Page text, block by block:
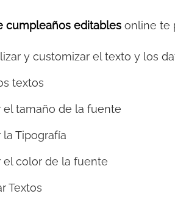
cumpleaños editables online te
y customizar el texto y los
textos
el tamaño de la fuente
la Tipografía
el color de la fuente
Textos